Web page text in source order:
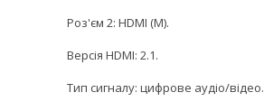
Роз'єм 2: HDMI (M).
Версія HDMI: 2.1.
Тип сигналу: цифрове аудіо/відео.